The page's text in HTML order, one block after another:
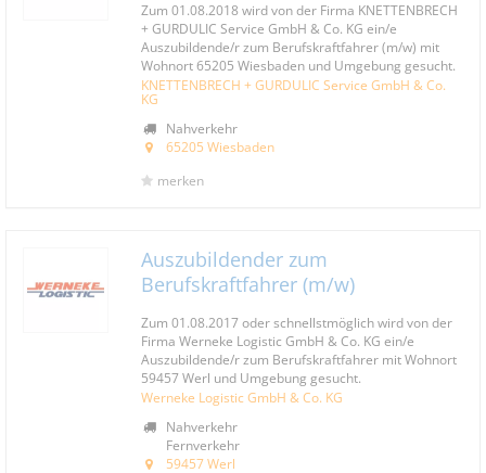
Zum 01.08.2018 wird von der Firma KNETTENBRECH
+ GURDULIC Service GmbH & Co. KG ein/e
Auszubildende/r zum Berufskraftfahrer (m/w) mit
Wohnort 65205 Wiesbaden und Umgebung gesucht.
KNETTENBRECH + GURDULIC Service GmbH & Co.
KG
Nahverkehr
65205 Wiesbaden
merken
Auszubildender zum
Berufskraftfahrer (m/w)
Zum 01.08.2017 oder schnellstmöglich wird von der
Firma Werneke Logistic GmbH & Co. KG ein/e
Auszubildende/r zum Berufskraftfahrer mit Wohnort
59457 Werl und Umgebung gesucht.
Werneke Logistic GmbH & Co. KG
Nahverkehr
Fernverkehr
59457 Werl